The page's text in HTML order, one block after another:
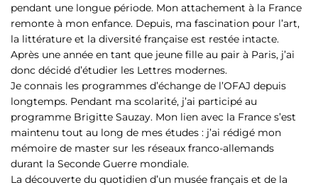
pendant une longue période. Mon attachement à la France
remonte à mon enfance. Depuis, ma fascination pour l’art,
la littérature et la diversité française est restée intacte.
Après une année en tant que jeune fille au pair à Paris, j’ai
donc décidé d’étudier les Lettres modernes.
Je connais les programmes d’échange de l’OFAJ depuis
longtemps. Pendant ma scolarité, j’ai participé au
programme Brigitte Sauzay. Mon lien avec la France s’est
maintenu tout au long de mes études : j’ai rédigé mon
mémoire de master sur les réseaux franco-allemands
durant la Seconde Guerre mondiale.
La découverte du quotidien d’un musée français et de la